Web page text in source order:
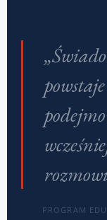
PROGRAM